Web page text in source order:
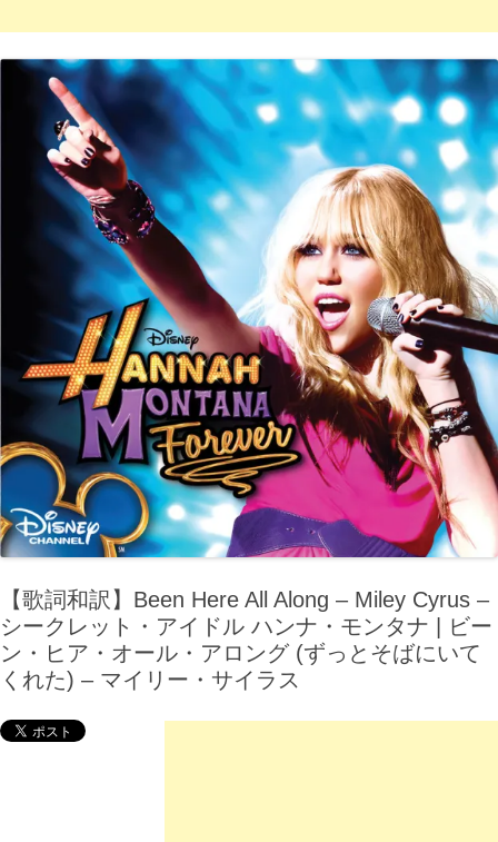
【歌詞和訳】Been Here All Along – Miley Cyrus –
シークレット・アイドル ハンナ・モンタナ | ビー
ン・ヒア・オール・アロング (ずっとそばにいて
くれた) – マイリー・サイラス